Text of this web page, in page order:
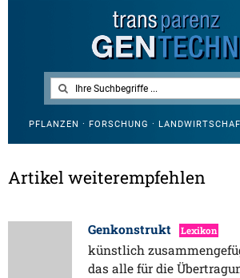
PFLANZEN · FORSCHUNG ·
Artikel weiterempfehlen
Genkonstrukt Lexikon
künstlich
das alle für die